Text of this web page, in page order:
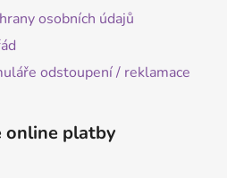
osobních údajů
odstoupení / reklamace
online platby